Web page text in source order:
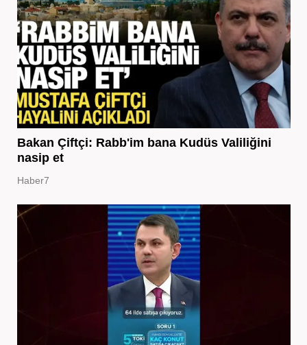
Bakan Çiftçi: Rabb'im bana Kudüs Valiliğini
nasip et
Haber7